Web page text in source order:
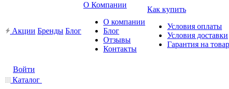
Акции Бренды Блог
О Компании
О компании
Блог
Отзывы
Контакты
Как купить
Условия оплаты
Условия доставки
Гарантия на товар
Войти
Каталог